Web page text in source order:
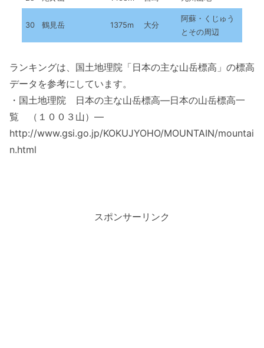
30 鶴見岳 1375m 大分
阿蘇・くじゅう
とその周辺
ランキングは、国土地理院「日本の主な山岳標高」の標高
データを参考にしています。
・国土地理院 日本の主な山岳標高―日本の山岳標高一
覧 （１００３山）―
http://www.gsi.go.jp/KOKUJYOHO/MOUNTAIN/mountai
n.html
スポンサーリンク